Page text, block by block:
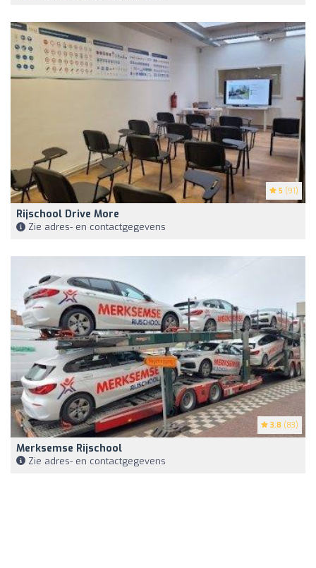
5 (91)
Rijschool Drive More
Zie adres- en contactgegevens
3.8 (83)
Merksemse Rijschool
Zie adres- en contactgegevens